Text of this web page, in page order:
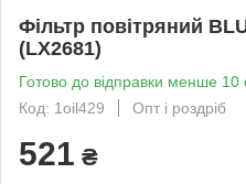
Фільтр повітряний
(LX2681)
Готово до відправки менше 10
Код: 1oil429
Опт і роздріб
521 ₴